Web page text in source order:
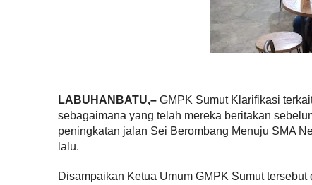
LABUHANBATU,– GMPK Sumut Klarifikasi
sebagaimana yang telah mereka beritakan
peningkatan jalan Sei Berombang Menuju SMA
lalu.
Disampaikan Ketua Umum GMPK Sumut